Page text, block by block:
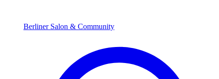
Berliner Salon & Community